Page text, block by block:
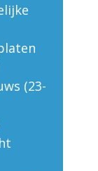
(23-